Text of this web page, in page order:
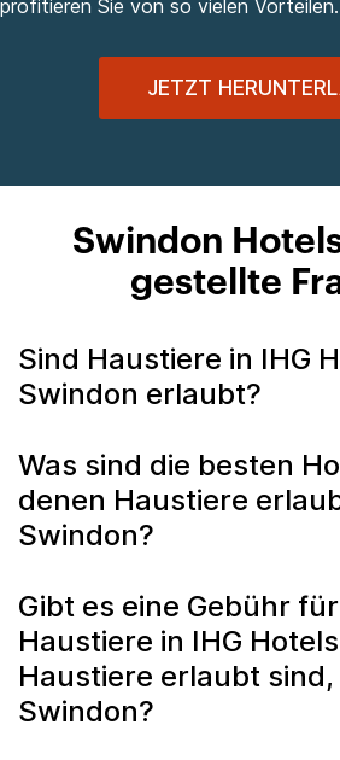
profitieren Sie von so vielen Vorteilen.
JETZT
Swindon
gestellte
Sind Haustiere in IHG
Swindon erlaubt?
Was sind die besten
denen Haustiere
Swindon?
Gibt es eine Gebühr für
Haustiere in IHG
Haustiere erlaubt sind,
Swindon?